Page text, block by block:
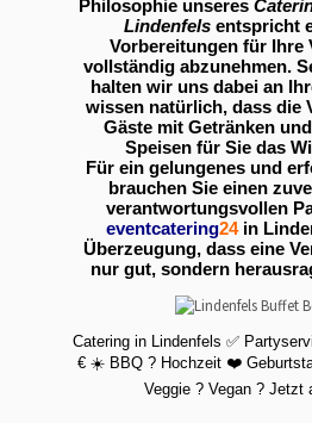
Philosophie unseres
Lindenfels entspricht
Vorbereitungen für Ihre
vollständig abzunehmen.
halten wir uns dabei an
wissen natürlich, dass die
Gäste mit Getränken
Speisen für Sie das
Für ein gelungenes und
brauchen Sie einen
verantwortungsvollen
eventcatering24in
Überzeugung, dass eine
nur gut, sondern
Catering in Lindenfels ✅
€ ☀️ BBQ ? Hochzeit ❤️
Veggie ? Vegan ? Jetzt